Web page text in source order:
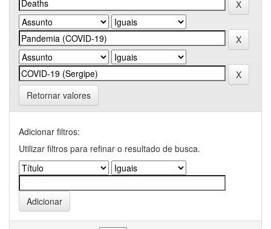
Retornar valores
Adicionar filtros:
Utilizar filtros para refinar o resultado de busca.